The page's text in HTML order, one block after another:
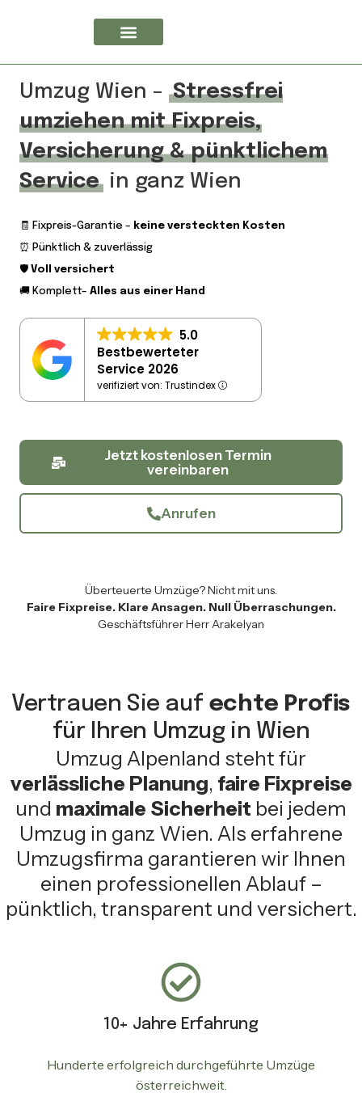
Umzug Wien – Stressfrei
umziehen mit Fixpreis,
Versicherung & pünktlichem
Service in ganz Wien
🧾 Fixpreis-Garantie – keine versteckten Kosten
⏰ Pünktlich & zuverlässig
🛡️ Voll versichert
🚚 Komplett– Alles aus einer Hand
5.0
Bestbewerteter
Service 2026
verifiziert von: Trustindex
Jetzt kostenlosen Termin
vereinbaren
Anrufen
Überteuerte Umzüge? Nicht mit uns.
Faire Fixpreise. Klare Ansagen. Null Überraschungen.
Geschäftsführer Herr Arakelyan
Vertrauen Sie auf echte Profis
für Ihren Umzug in Wien
Umzug Alpenland steht für
verlässliche Planung, faire Fixpreise
und maximale Sicherheit bei jedem
Umzug in ganz Wien. Als erfahrene
Umzugsfirma garantieren wir Ihnen
einen professionellen Ablauf –
pünktlich, transparent und versichert.
10+ Jahre Erfahrung
Hunderte erfolgreich durchgeführte Umzüge
österreichweit.